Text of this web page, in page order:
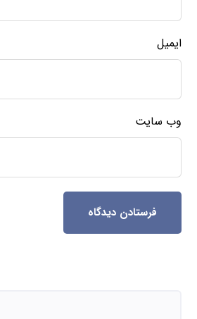
ایمیل
وب‌ سایت
فرستادن دیدگاه